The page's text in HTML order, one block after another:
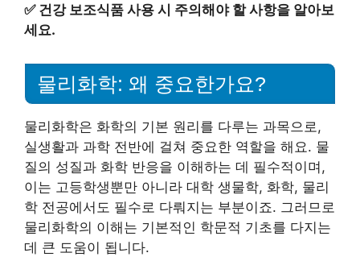
✅ 건강 보조식품 사용 시 주의해야 할 사항을 알아보
세요.
물리화학: 왜 중요한가요?
물리화학은 화학의 기본 원리를 다루는 과목으로,
실생활과 과학 전반에 걸쳐 중요한 역할을 해요. 물
질의 성질과 화학 반응을 이해하는 데 필수적이며,
이는 고등학생뿐만 아니라 대학 생물학, 화학, 물리
학 전공에서도 필수로 다뤄지는 부분이죠. 그러므로
물리화학의 이해는 기본적인 학문적 기초를 다지는
데 큰 도움이 됩니다.